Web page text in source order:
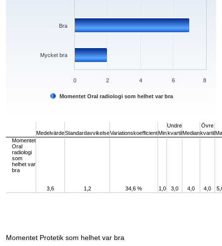
Momentet Oral radiologi som helhet var bra
Mycket bra
Bra
0 2 4 6 8
MedelvärdeStandardavvikelseVariationskoefficientMin
Undre
kvartilMedian
Övre
kvartil
Momentet
Oral
radiologi
som
helhet var
bra
3,6 1,2 34,6 % 1,0 3,0 4,0 4,0
Momentet Protetik som helhet var bra